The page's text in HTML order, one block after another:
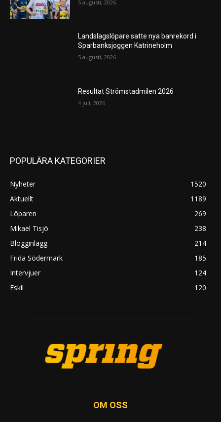
5 augusti, 2026
Landslagslöpare satte nya banrekord i
Sparbanksjoggen Katrineholm
5 augusti, 2026
Resultat Strömstadmilen 2026
4 juli, 2026
POPULÄRA KATEGORIER
Nyheter
1520
Aktuellt
1189
Löparen
269
Mikael Tisjö
238
Blogginlägg
214
Frida Södermark
185
Intervjuer
124
Eskil
120
OM OSS